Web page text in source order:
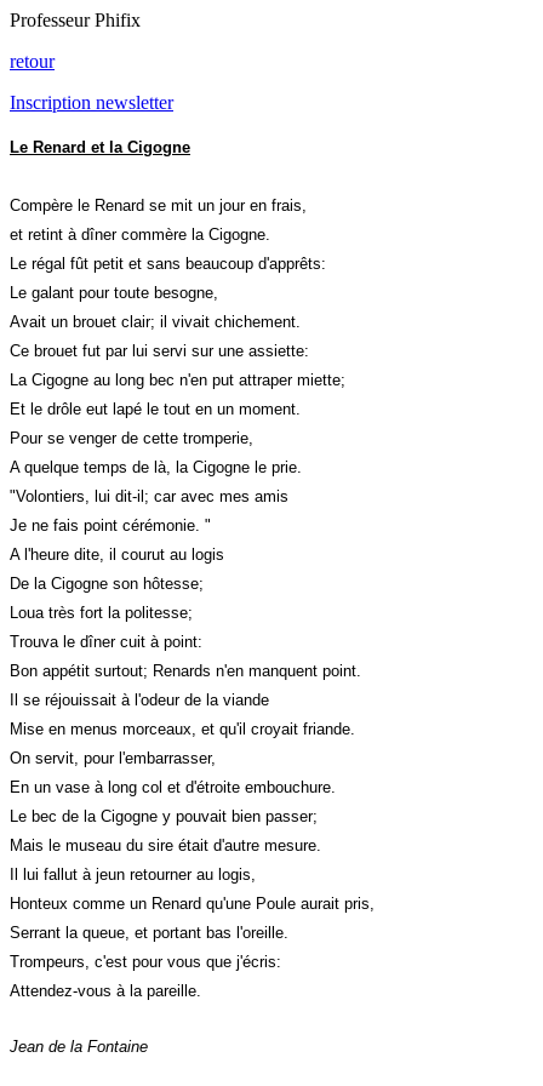
Professeur Phifix
retour
Inscription newsletter
Le Renard et la Cigogne
Compère le Renard se mit un jour en frais,
et retint à dîner commère la Cigogne.
Le régal fût petit et sans beaucoup d'apprêts:
Le galant pour toute besogne,
Avait un brouet clair; il vivait chichement.
Ce brouet fut par lui servi sur une assiette:
La Cigogne au long bec n'en put attraper miette;
Et le drôle eut lapé le tout en un moment.
Pour se venger de cette tromperie,
A quelque temps de là, la Cigogne le prie.
"Volontiers, lui dit-il; car avec mes amis
Je ne fais point cérémonie. "
A l'heure dite, il courut au logis
De la Cigogne son hôtesse;
Loua très fort la politesse;
Trouva le dîner cuit à point:
Bon appétit surtout; Renards n'en manquent point.
Il se réjouissait à l'odeur de la viande
Mise en menus morceaux, et qu'il croyait friande.
On servit, pour l'embarrasser,
En un vase à long col et d'étroite embouchure.
Le bec de la Cigogne y pouvait bien passer;
Mais le museau du sire était d'autre mesure.
Il lui fallut à jeun retourner au logis,
Honteux comme un Renard qu'une Poule aurait pris,
Serrant la queue, et portant bas l'oreille.
Trompeurs, c'est pour vous que j'écris:
Attendez-vous à la pareille.
Jean de la Fontaine